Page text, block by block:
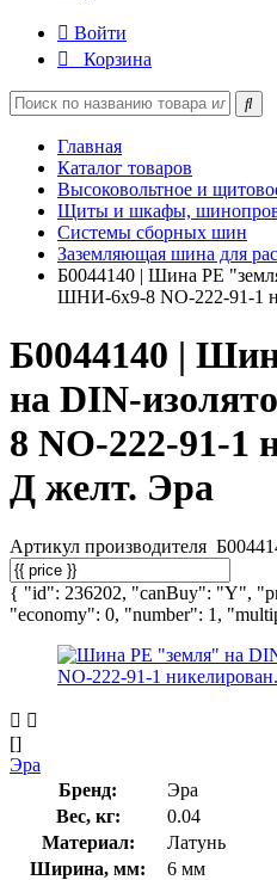
Войти
Корзина
Главная
Каталог товаров
Высоковольтное и
Щиты и шкафы,
Системы сборных шин
Заземляющая шина для
Б0044140 | Шина PE
ШНИ-6х9-8 NO-222-91-1
Б0044140 |
на DIN-
8 NO-222-91-1
Д желт. Эра
Артикул производителя
{ "id": 236202, "canBuy": "Y",
"economy": 0, "number": 1,
[]
Эра
Бренд:
Эра
Вес, кг:
0.04
Материал:
Латунь
Ширина, мм:
6 мм